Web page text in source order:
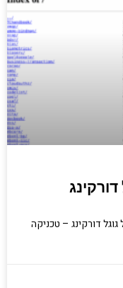
דורקינג – טכניקה